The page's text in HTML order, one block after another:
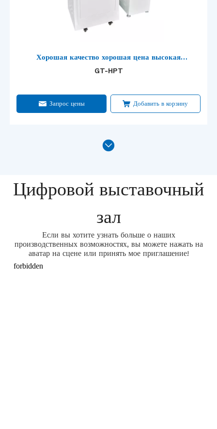
Хорошая качество хорошая цена высокая
точная машина для тестирования
GT-HPT
Запрос цены Добавить в корзину
Цифровой выставочный
зал
Если вы хотите узнать больше о наших
производственных возможностях, вы можете нажать на
аватар на сцене или принять мое приглашение!